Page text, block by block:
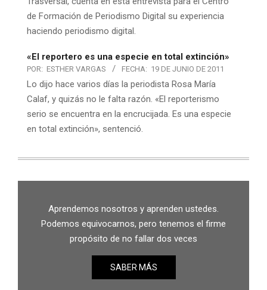
de Formación de Periodismo Digital su experiencia
haciendo periodismo digital.
«El reportero es una especie en total extinción»
POR: ESTHER VARGAS FECHA: 19 DE JUNIO DE 2011
Lo dijo hace varios días la periodista Rosa María
Calaf, y quizás no le falta razón. «El reporterismo
serio se encuentra en la encrucijada. Es una especie
en total extinción», sentenció.
Aprendemos nosotros y aprenden ustedes.
Podemos equivocarnos, pero tenemos el firme
propósito de no fallar dos veces
SABER MÁS